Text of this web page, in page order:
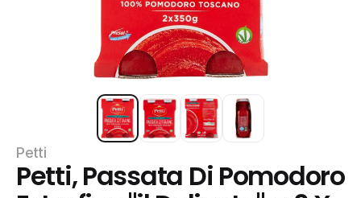
Petti
Petti, Passata Di Pomodoro